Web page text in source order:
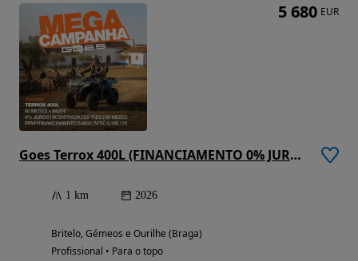
Goes Terrox 400L (FINANCIAMENTO 0% JUROS)
1 km 2026
Britelo, Gémeos e Ourilhe (Braga)
Profissional • Para o topo
5 680 EUR